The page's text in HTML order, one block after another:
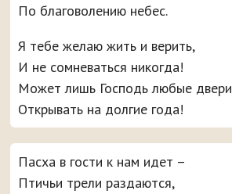
По благоволению небес.
Я тебе желаю жить и верить,
И не сомневаться никогда!
Может лишь Господь любые двери
Открывать на долгие года!
Пасха в гости к нам идет –
Птичьи трели раздаются,